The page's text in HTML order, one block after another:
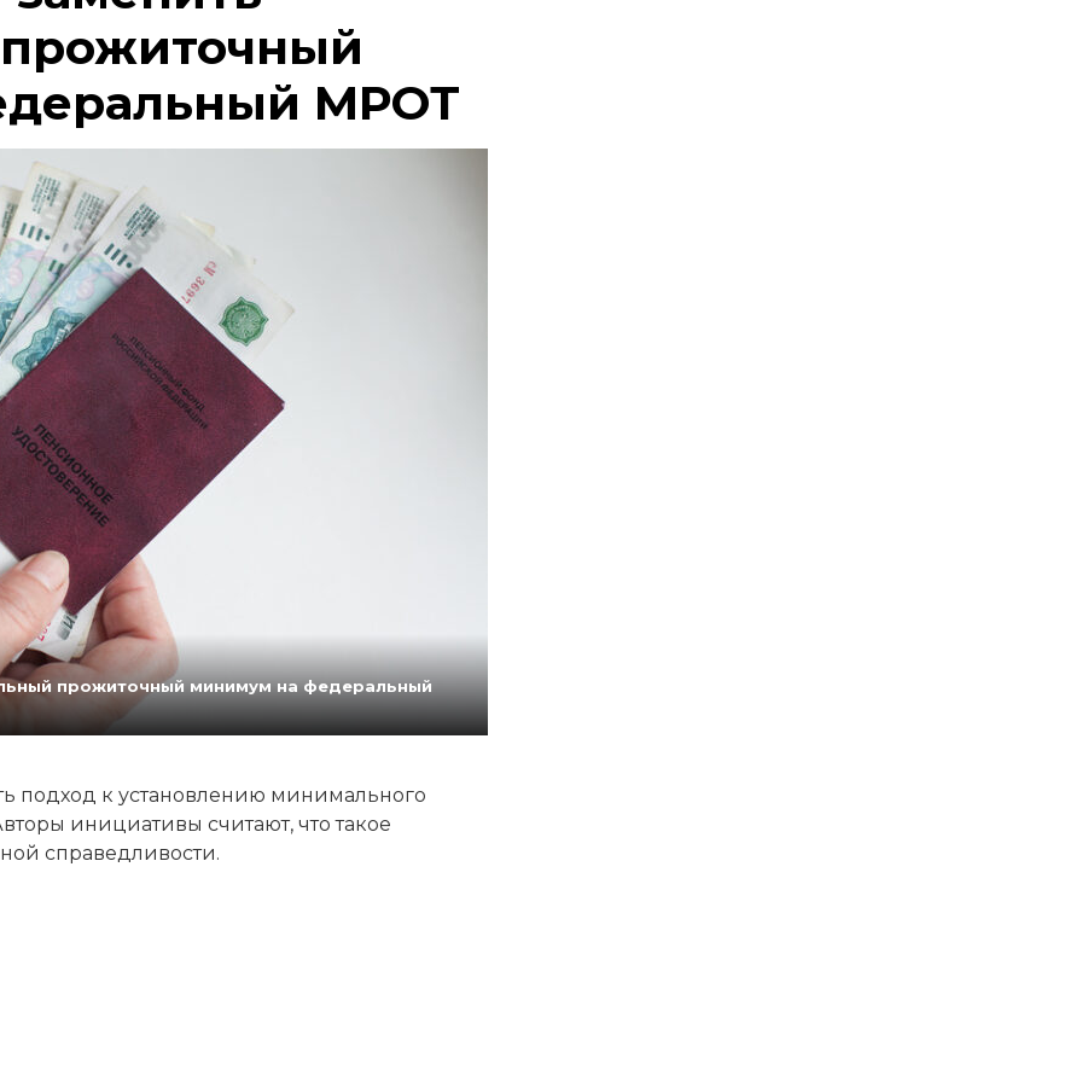
МРОТ
прожиточный минимум на федеральный
подход к установлению минимального
инициативы считают, что такое
справедливости.